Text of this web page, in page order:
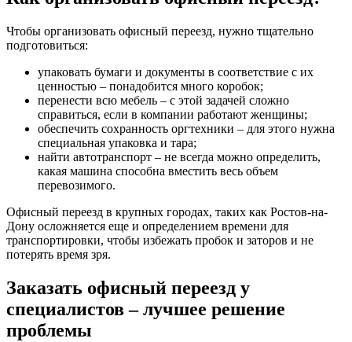
Чтобы организовать офисный переезд, нужно тщательно
подготовиться:
упаковать бумаги и документы в соответствие с их
ценностью – понадобится много коробок;
перенести всю мебель – с этой задачей сложно
справиться, если в компании работают женщины;
обеспечить сохранность оргтехники – для этого нужна
специальная упаковка и тара;
найти автотранспорт – не всегда можно определить,
какая машина способна вместить весь объем
перевозимого.
Офисный переезд в крупных городах, таких как Ростов-на-
Дону осложняется еще и определением времени для
транспортировки, чтобы избежать пробок и заторов и не
потерять время зря.
Заказать офисный переезд у
специалистов – лучшее решение
проблемы